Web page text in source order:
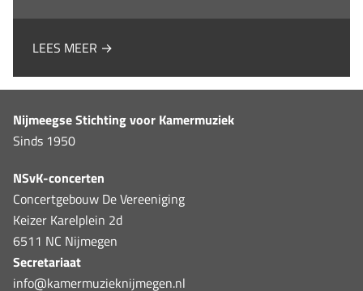
LEES MEER →
Nijmeegse Stichting voor Kamermuziek
Sinds 1950
NSvK-concerten
Concertgebouw De Vereeniging
Keizer Karelplein 2d
6511 NC Nijmegen
Secretariaat
info@kamermuzieknijmegen.nl